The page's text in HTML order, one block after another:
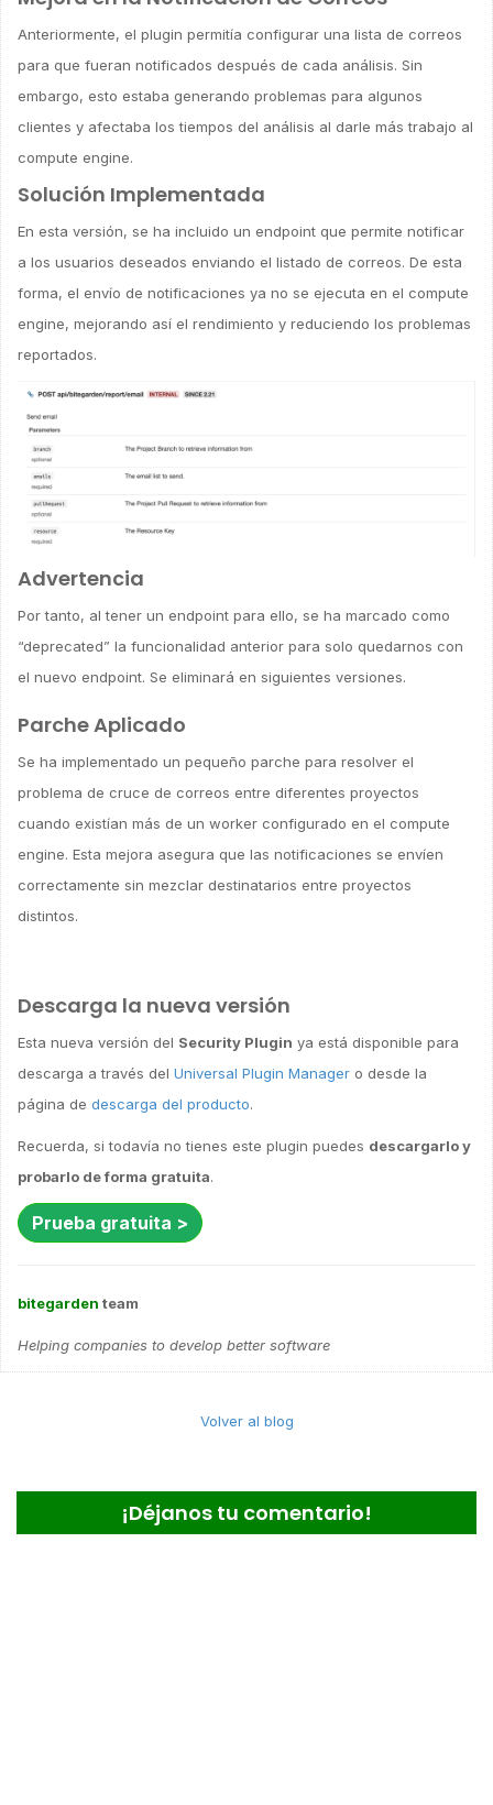
Anteriormente, el plugin permitía configurar una lista de correos
para que fueran notificados después de cada análisis. Sin
embargo, esto estaba generando problemas para algunos
clientes y afectaba los tiempos del análisis al darle más trabajo al
compute engine.
Solución Implementada
En esta versión, se ha incluido un endpoint que permite notificar
a los usuarios deseados enviando el listado de correos. De esta
forma, el envío de notificaciones ya no se ejecuta en el compute
engine, mejorando así el rendimiento y reduciendo los problemas
reportados.
Advertencia
Por tanto, al tener un endpoint para ello, se ha marcado como
“deprecated” la funcionalidad anterior para solo quedarnos con
el nuevo endpoint. Se eliminará en siguientes versiones.
Parche Aplicado
Se ha implementado un pequeño parche para resolver el
problema de cruce de correos entre diferentes proyectos
cuando existían más de un worker configurado en el compute
engine. Esta mejora asegura que las notificaciones se envíen
correctamente sin mezclar destinatarios entre proyectos
distintos.
Descarga la nueva versión
Esta nueva versión del Security Plugin ya está disponible para
descarga a través del Universal Plugin Manager o desde la
página de descarga del producto.
Recuerda, si todavía no tienes este plugin puedes descargarlo y
probarlo de forma gratuita.
Prueba gratuita >
bitegarden team
Helping companies to develop better software
Volver al blog
¡Déjanos tu comentario!